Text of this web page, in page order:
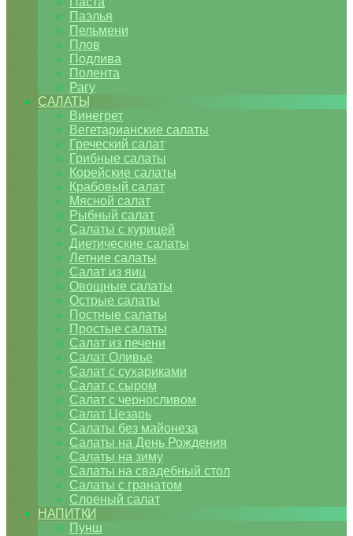
Паэлья
Пельмени
Плов
Подлива
Полента
Рагу
САЛАТЫ
Винегрет
Вегетарианские салаты
Греческий салат
Грибные салаты
Корейские салаты
Крабовый салат
Мясной салат
Рыбный салат
Салаты с курицей
Диетические салаты
Летние салаты
Салат из яиц
Овощные салаты
Острые салаты
Постные салаты
Простые салаты
Салат из печени
Салат Оливье
Салат с сухариками
Салат с сыром
Салат с черносливом
Салат Цезарь
Салаты без майонеза
Салаты на День Рождения
Салаты на зиму
Салаты на свадебный стол
Салаты с гранатом
Слоеный салат
НАПИТКИ
Пунш